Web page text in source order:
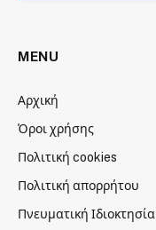
MENU
Αρχική
Όροι χρήσης
Πολιτική cookies
Πολιτική απορρήτου
Πνευματική Ιδιοκτησία